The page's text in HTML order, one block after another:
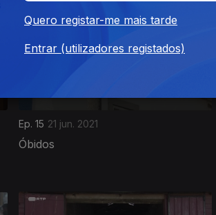
Ep. 15 21 jun. 2021
Óbidos
Quero registar-me mais tarde
Entrar (utilizadores registados)